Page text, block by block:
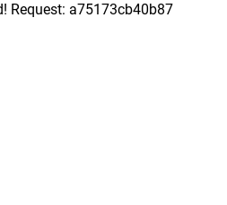
Request: a75173cb40b87